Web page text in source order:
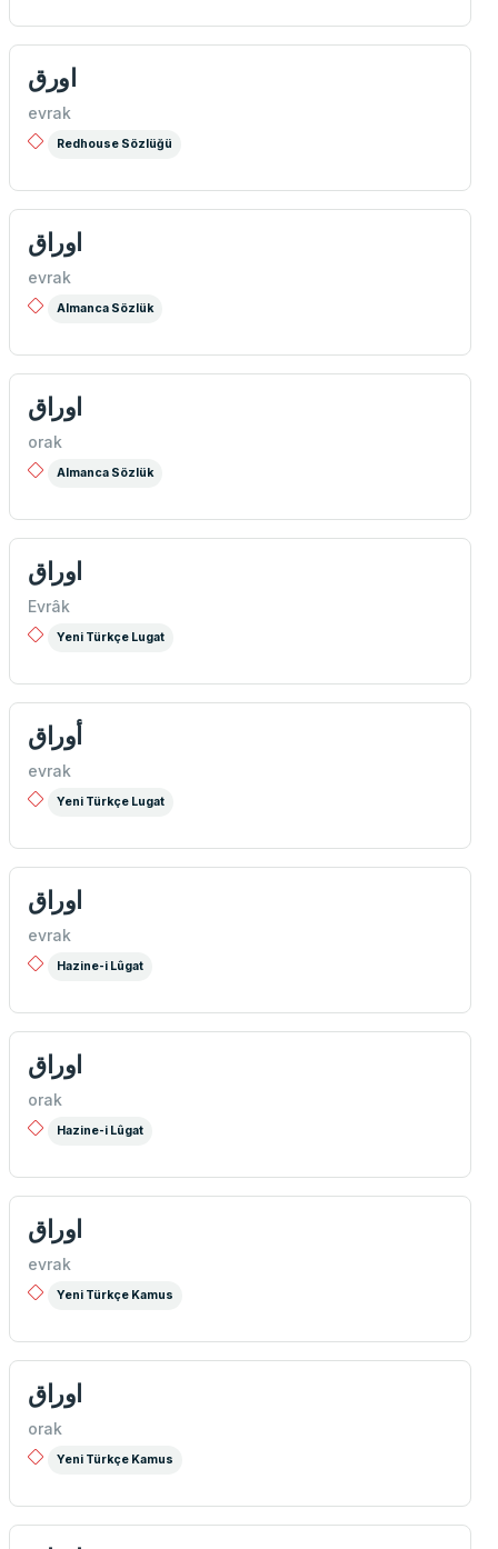
اورق
evrak
Redhouse Sözlüğü
اوراق
evrak
Almanca Sözlük
اوراق
orak
Almanca Sözlük
اوراق
Evrâk
Yeni Türkçe Lugat
أوراق
evrak
Yeni Türkçe Lugat
اوراق
evrak
Hazine-i Lûgat
اوراق
orak
Hazine-i Lûgat
اوراق
evrak
Yeni Türkçe Kamus
اوراق
orak
Yeni Türkçe Kamus